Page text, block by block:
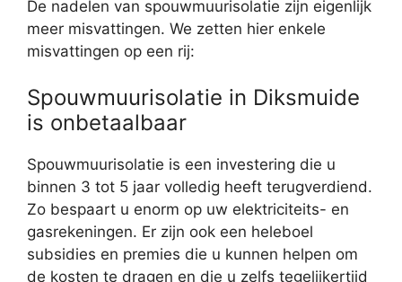
De nadelen van spouwmuurisolatie zijn eigenlijk
meer misvattingen. We zetten hier enkele
misvattingen op een rij:
Spouwmuurisolatie in Diksmuide
is onbetaalbaar
Spouwmuurisolatie is een investering die u
binnen 3 tot 5 jaar volledig heeft terugverdiend.
Zo bespaart u enorm op uw elektriciteits- en
gasrekeningen. Er zijn ook een heleboel
subsidies en premies die u kunnen helpen om
de kosten te dragen en die u zelfs tegelijkertijd